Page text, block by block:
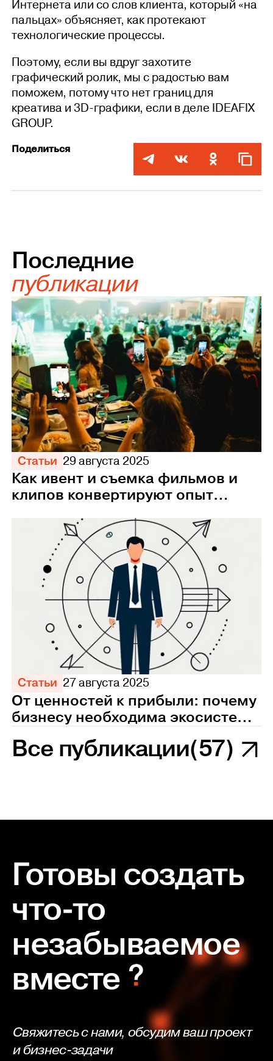
Интернета или со слов клиента, который «на
пальцах» объясняет, как протекают
технологические процессы.
Поэтому, если вы вдруг захотите
графический ролик, мы с радостью вам
поможем, потому что нет границ для
креатива и 3D-графики, если в деле IDEAFIX
GROUP.
Поделиться
Последние
публикации
Статьи 29 августа 2025
Как ивент и съемка фильмов и
клипов конвертируют опыт
Статьи 27 августа 2025
От ценностей к прибыли: почему
бизнесу необходима экосистема
управления персоналом
Все публикации(57)
Готовы создать
что-то
незабываемое
вместе
Свяжитесь с нами, обсудим ваш проект
и бизнес-задачи